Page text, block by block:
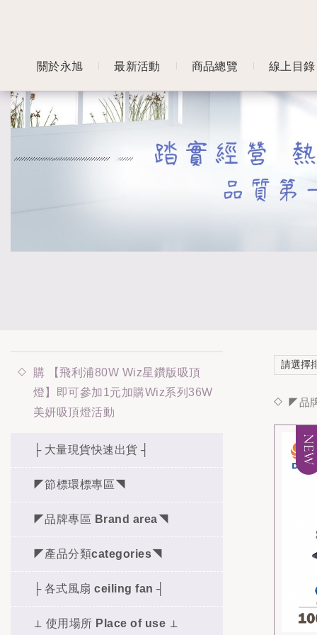
關於永旭 最新活動 商品總覽 線上目錄
購 【飛利浦80W Wiz星鑽版吸頂
燈】即可參加1元加購Wiz系列36W
美妍吸頂燈活動
├ 大量現貨快速出貨 ┤
◤節標環標專區◥
◤品牌專區 Brand area◥
◤產品分類categories◥
├ 各式風扇 ceiling fan ┤
⊥ 使用場所 Place of use ⊥
◤品